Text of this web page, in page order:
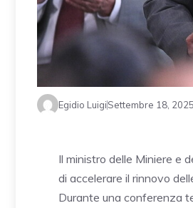
Egidio LuigiSettembre 18, 2025
Il ministro delle Miniere e
di accelerare il rinnovo
Durante una conferenza